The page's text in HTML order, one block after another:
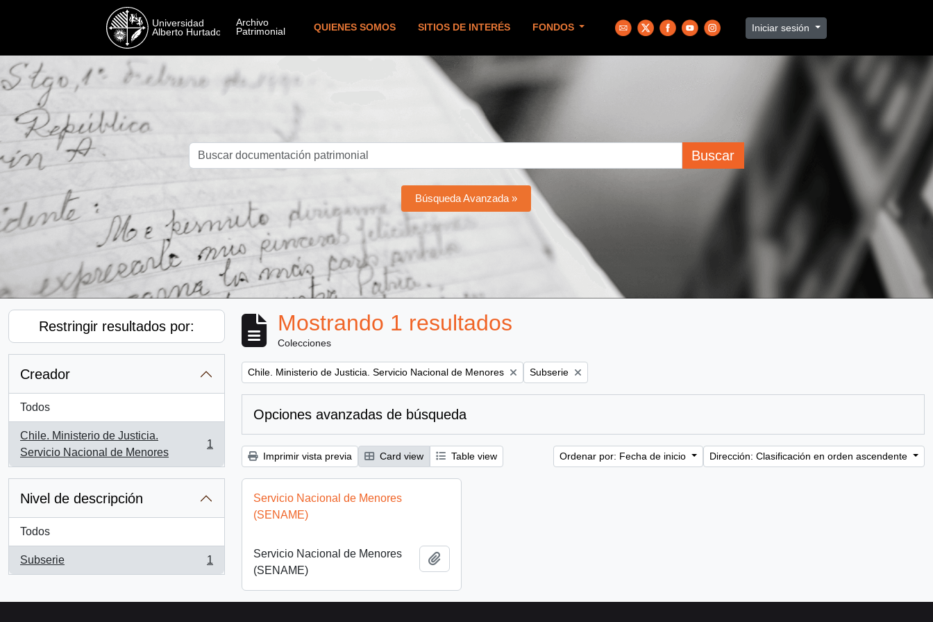
QUIENES SOMOS SITIOS DE INTERÉS FONDOS Iniciar sesión
Buscar
Búsqueda Avanzada »
Restringir resultados por:
Creador
Todos
Chile. Ministerio de Justicia.
Servicio Nacional de Menores
, 1 resultados
1
Nivel de descripción
Todos
Subserie
, 1 resultados
1
Mostrando 1 resultados
Colecciones
Remove filter:
Chile. Ministerio de Justicia. Servicio Nacional de Menores Remove filter:
Subserie
Opciones avanzadas de búsqueda
Imprimir vista previa Card view Table view Ordenar por: Fecha de inicio Dirección: Clasificación en orden ascendente
Servicio Nacional de Menores
(SENAME)
Servicio Nacional de Menores
(SENAME)